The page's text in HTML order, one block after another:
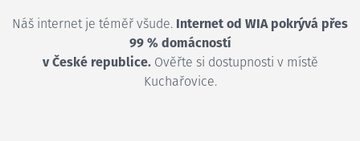
Náš internet je téměř všude. Internet od WIA pokrývá přes
99 % domácností
v České republice.Ověřte si dostupnosti v místě
Kuchařovice.